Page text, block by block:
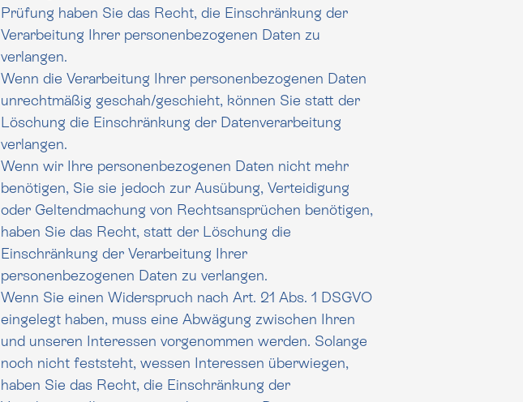
Prüfung haben Sie das Recht, die Einschränkung der
Verarbeitung Ihrer personenbezogenen Daten zu
verlangen.
Wenn die Verarbeitung Ihrer personenbezogenen Daten
unrechtmäßig geschah/geschieht, können Sie statt der
Löschung die Einschränkung der Datenverarbeitung
verlangen.
Wenn wir Ihre personenbezogenen Daten nicht mehr
benötigen, Sie sie jedoch zur Ausübung, Verteidigung
oder Geltendmachung von Rechtsansprüchen benötigen,
haben Sie das Recht, statt der Löschung die
Einschränkung der Verarbeitung Ihrer
personenbezogenen Daten zu verlangen.
Wenn Sie einen Widerspruch nach Art. 21 Abs. 1 DSGVO
eingelegt haben, muss eine Abwägung zwischen Ihren
und unseren Interessen vorgenommen werden. Solange
noch nicht feststeht, wessen Interessen überwiegen,
haben Sie das Recht, die Einschränkung der